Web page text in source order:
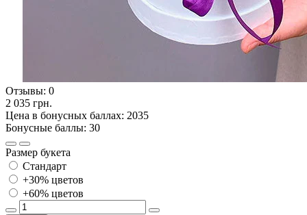
Отзывы: 0
2 035 грн.
Цена в бонусных баллах: 2035
Бонусные баллы: 30
Размер букета
Стандарт
+30% цветов
+60% цветов